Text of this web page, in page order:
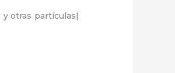
otras partículas|